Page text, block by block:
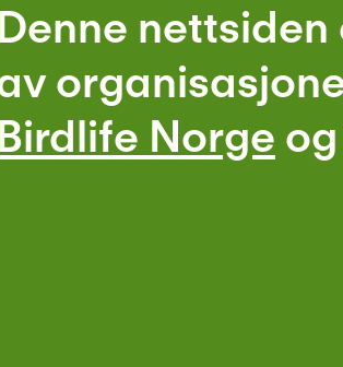
Denne
Birdlife Norge